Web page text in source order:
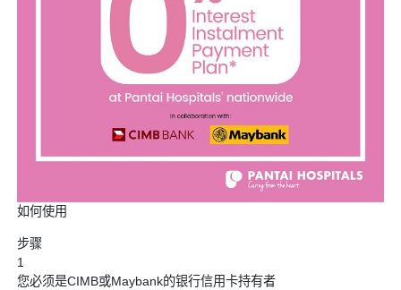
如何使用
步骤
1
您必须是CIMB或Maybank的银行信用卡持有者